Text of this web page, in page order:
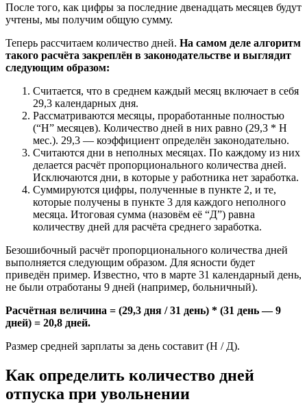
После того, как цифры за последние двенадцать месяцев будут
учтены, мы получим общую сумму.
Теперь рассчитаем количество дней. На самом деле алгоритм
такого расчёта закреплён в законодательстве и выглядит
следующим образом:
Считается, что в среднем каждый месяц включает в себя
29,3 календарных дня.
Рассматриваются месяцы, проработанные полностью
(“Н” месяцев). Количество дней в них равно (29,3 * Н
мес.). 29,3 — коэффициент определён законодательно.
Считаются дни в неполных месяцах. По каждому из них
делается расчёт пропорционального количества дней.
Исключаются дни, в которые у работника нет заработка.
Суммируются цифры, полученные в пункте 2, и те,
которые получены в пункте 3 для каждого неполного
месяца. Итоговая сумма (назовём её “Д”) равна
количеству дней для расчёта среднего заработка.
Безошибочный расчёт пропорционального количества дней
выполняется следующим образом. Для ясности будет
приведён пример. Известно, что в марте 31 календарный день,
не были отработаны 9 дней (например, больничный).
Расчётная величина = (29,3 дня / 31 день) * (31 день — 9
дней) = 20,8 дней.
Размер средней зарплаты за день составит (Н / Д).
Как определить количество дней
отпуска при увольнении